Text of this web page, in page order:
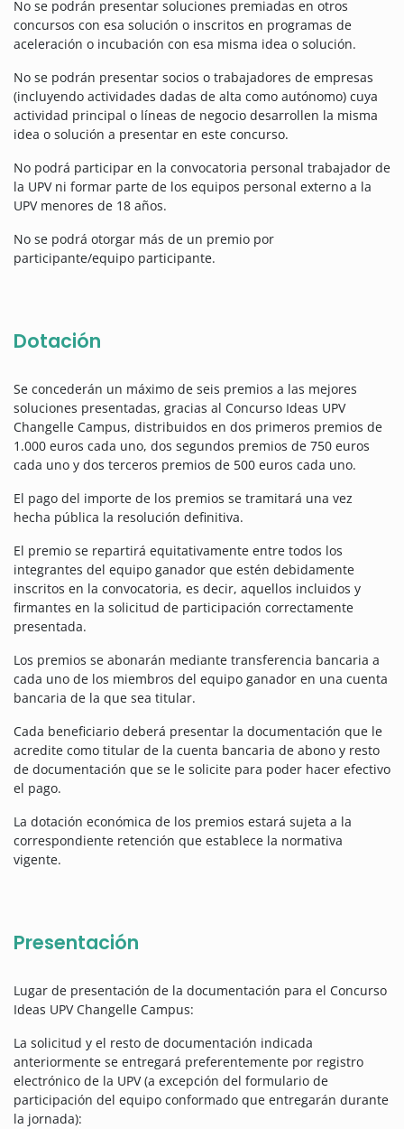
No se podrán presentar soluciones premiadas en otros
concursos con esa solución o inscritos en programas de
aceleración o incubación con esa misma idea o solución.
No se podrán presentar socios o trabajadores de empresas
(incluyendo actividades dadas de alta como autónomo) cuya
actividad principal o líneas de negocio desarrollen la misma
idea o solución a presentar en este concurso.
No podrá participar en la convocatoria personal trabajador de
la UPV ni formar parte de los equipos personal externo a la
UPV menores de 18 años.
No se podrá otorgar más de un premio por
participante/equipo participante.
Dotación
Se concederán un máximo de seis premios a las mejores
soluciones presentadas, gracias al Concurso Ideas UPV
Changelle Campus, distribuidos en dos primeros premios de
1.000 euros cada uno, dos segundos premios de 750 euros
cada uno y dos terceros premios de 500 euros cada uno.
El pago del importe de los premios se tramitará una vez
hecha pública la resolución definitiva.
El premio se repartirá equitativamente entre todos los
integrantes del equipo ganador que estén debidamente
inscritos en la convocatoria, es decir, aquellos incluidos y
firmantes en la solicitud de participación correctamente
presentada.
Los premios se abonarán mediante transferencia bancaria a
cada uno de los miembros del equipo ganador en una cuenta
bancaria de la que sea titular.
Cada beneficiario deberá presentar la documentación que le
acredite como titular de la cuenta bancaria de abono y resto
de documentación que se le solicite para poder hacer efectivo
el pago.
La dotación económica de los premios estará sujeta a la
correspondiente retención que establece la normativa
vigente.
Presentación
Lugar de presentación de la documentación para el Concurso
Ideas UPV Changelle Campus:
La solicitud y el resto de documentación indicada
anteriormente se entregará preferentemente por registro
electrónico de la UPV (a excepción del formulario de
participación del equipo conformado que entregarán durante
la jornada):